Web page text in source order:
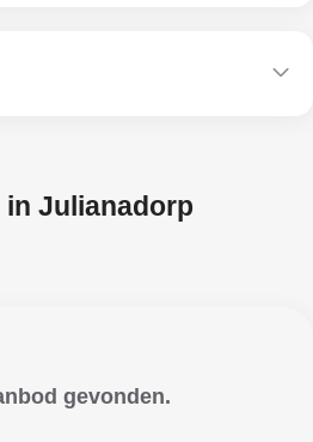

in Julianadorp
gevonden.